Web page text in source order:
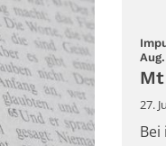
Mt
27.